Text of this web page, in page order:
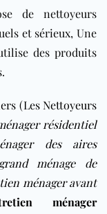
de nettoyeurs
et sérieux, Une
des produits
(Les Nettoyeurs
résidentiel
des aires
grand ménage de
ménager avant
ménager